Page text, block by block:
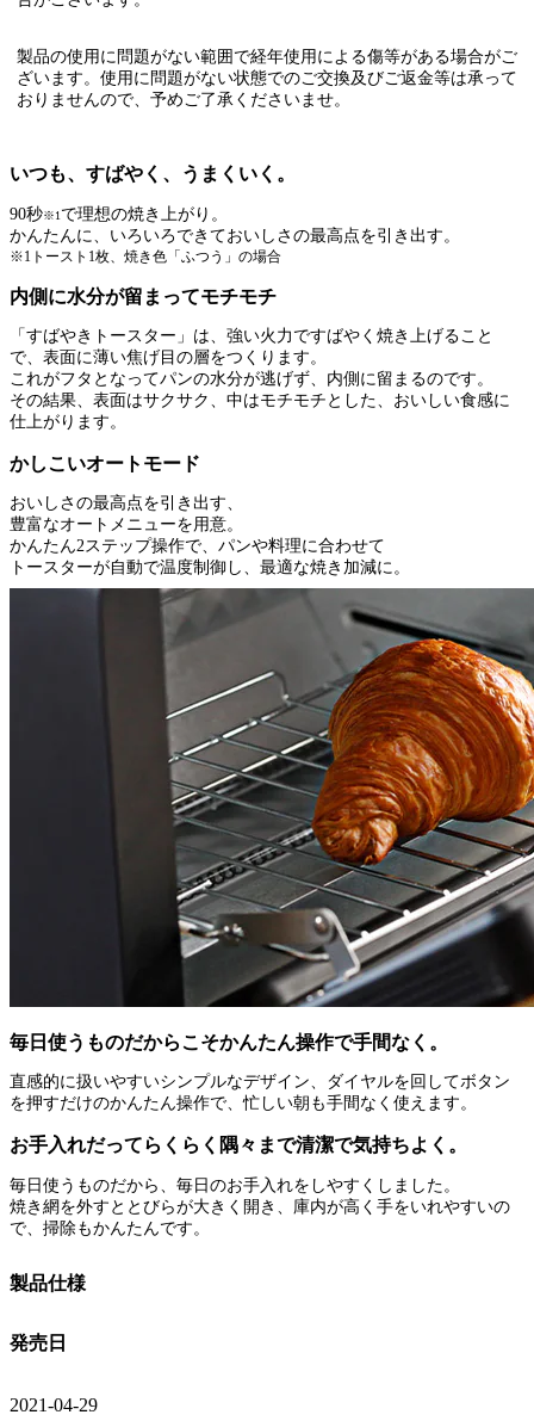
製品の使用に問題がない範囲で経年使用による傷等がある場合がご
ざいます。使用に問題がない状態でのご交換及びご返金等は承って
おりませんので、予めご了承くださいませ。
いつも、すばやく、うまくいく。
90秒※1 で理想の焼き上がり。
かんたんに、いろいろできておいしさの最高点を引き出す。
※1トースト1枚、焼き色「ふつう」の場合
内側に水分が留まってモチモチ
「すばやきトースター」は、強い火力ですばやく焼き上げること
で、表面に薄い焦げ目の層をつくります。
これがフタとなってパンの水分が逃げず、内側に留まるのです。
その結果、表面はサクサク、中はモチモチとした、おいしい食感に
仕上がります。
かしこいオートモード
おいしさの最高点を引き出す、
豊富なオートメニューを用意。
かんたん2ステップ操作で、パンや料理に合わせて
トースターが自動で温度制御し、最適な焼き加減に。
毎日使うものだからこそかんたん操作で手間なく。
直感的に扱いやすいシンプルなデザイン、ダイヤルを回してボタン
を押すだけのかんたん操作で、忙しい朝も手間なく使えます。
お手入れだってらくらく隅々まで清潔で気持ちよく。
毎日使うものだから、毎日のお手入れをしやすくしました。
焼き網を外すととびらが大きく開き、庫内が高く手をいれやすいの
で、掃除もかんたんです。
製品仕様
発売日
2021-04-29